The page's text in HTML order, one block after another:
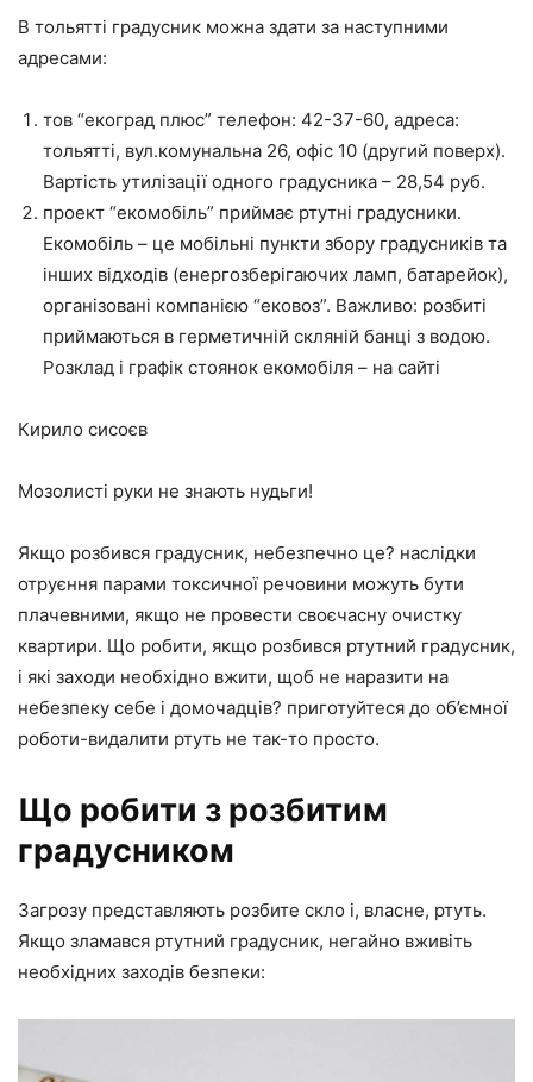
В тольятті градусник можна здати за наступними
адресами:
тов “екоград плюс” телефон: 42-37-60, адреса:
тольятті, вул.комунальна 26, офіс 10 (другий поверх).
Вартість утилізації одного градусника – 28,54 руб.
проект “екомобіль” приймає ртутні градусники.
Екомобіль – це мобільні пункти збору градусників та
інших відходів (енергозберігаючих ламп, батарейок),
організовані компанією “ековоз”. Важливо: розбиті
приймаються в герметичній скляній банці з водою.
Розклад і графік стоянок екомобіля – на сайті
Кирило сисоєв
Мозолисті руки не знають нудьги!
Якщо розбився градусник, небезпечно це? наслідки
отруєння парами токсичної речовини можуть бути
плачевними, якщо не провести своєчасну очистку
квартири. Що робити, якщо розбився ртутний градусник,
і які заходи необхідно вжити, щоб не наразити на
небезпеку себе і домочадців? приготуйтеся до об’ємної
роботи-видалити ртуть не так-то просто.
Що робити з розбитим
градусником
Загрозу представляють розбите скло і, власне, ртуть.
Якщо зламався ртутний градусник, негайно вживіть
необхідних заходів безпеки: